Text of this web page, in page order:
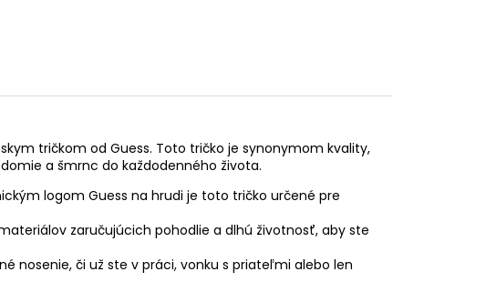
tričkom od Guess. Toto tričko je synonymom kvality,
a šmrnc do každodenného života.
logom Guess na hrudi je toto tričko určené pre
zaručujúcich pohodlie a dlhú životnosť, aby ste
nosenie, či už ste v práci, vonku s priateľmi alebo len